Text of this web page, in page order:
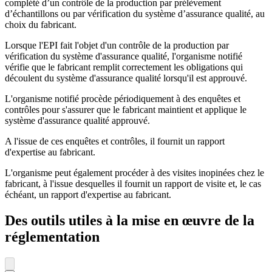
complété d’un contrôle de la production par prélèvement
d’échantillons ou par vérification du système d’assurance qualité, au
choix du fabricant.
Lorsque l'EPI fait l'objet d'un contrôle de la production par
vérification du système d'assurance qualité, l'organisme notifié
vérifie que le fabricant remplit correctement les obligations qui
découlent du système d'assurance qualité lorsqu'il est approuvé.
L'organisme notifié procède périodiquement à des enquêtes et
contrôles pour s'assurer que le fabricant maintient et applique le
système d'assurance qualité approuvé.
A l'issue de ces enquêtes et contrôles, il fournit un rapport
d'expertise au fabricant.
L'organisme peut également procéder à des visites inopinées chez le
fabricant, à l'issue desquelles il fournit un rapport de visite et, le cas
échéant, un rapport d'expertise au fabricant.
Des outils utiles à la mise en œuvre de la
réglementation